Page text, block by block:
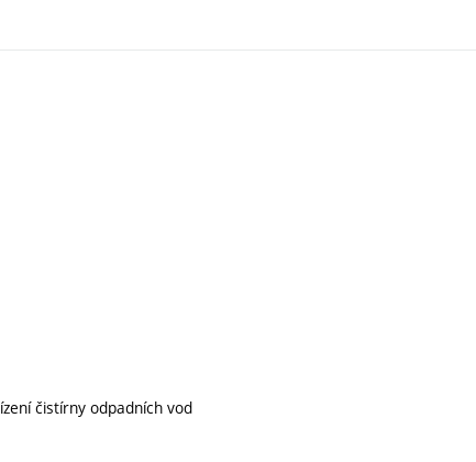
čistírny odpadních vod